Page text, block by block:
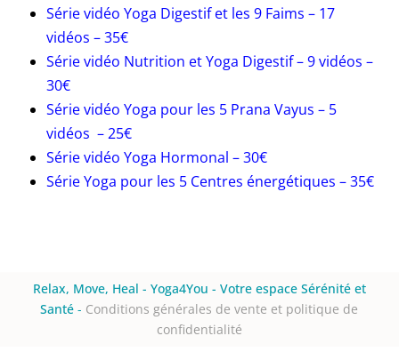
Série vidéo Yoga Digestif et les 9 Faims – 17
vidéos – 35€
Série vidéo Nutrition et Yoga Digestif– 9 vidéos –
30€
Série vidéo Yoga pour les 5 Prana Vayus – 5
vidéos – 25€
Série vidéo Yoga Hormonal – 30€
Série Yoga pour les 5 Centres énergétiques – 35€
Relax, Move, Heal - Yoga4You - Votre espace Sérénité et
Santé- Conditions générales de vente et politique de
confidentialité